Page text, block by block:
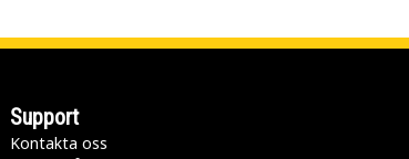
Support
Kontakta oss